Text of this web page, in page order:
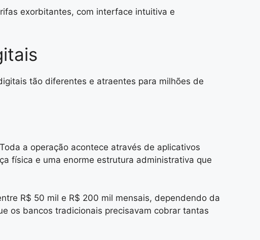
exorbitantes, com interface intuitiva e
tão diferentes e atraentes para milhões de
a operação acontece através de aplicativos
física e uma enorme estrutura administrativa que
R$ 50 mil e R$ 200 mil mensais, dependendo da
os bancos tradicionais precisavam cobrar tantas